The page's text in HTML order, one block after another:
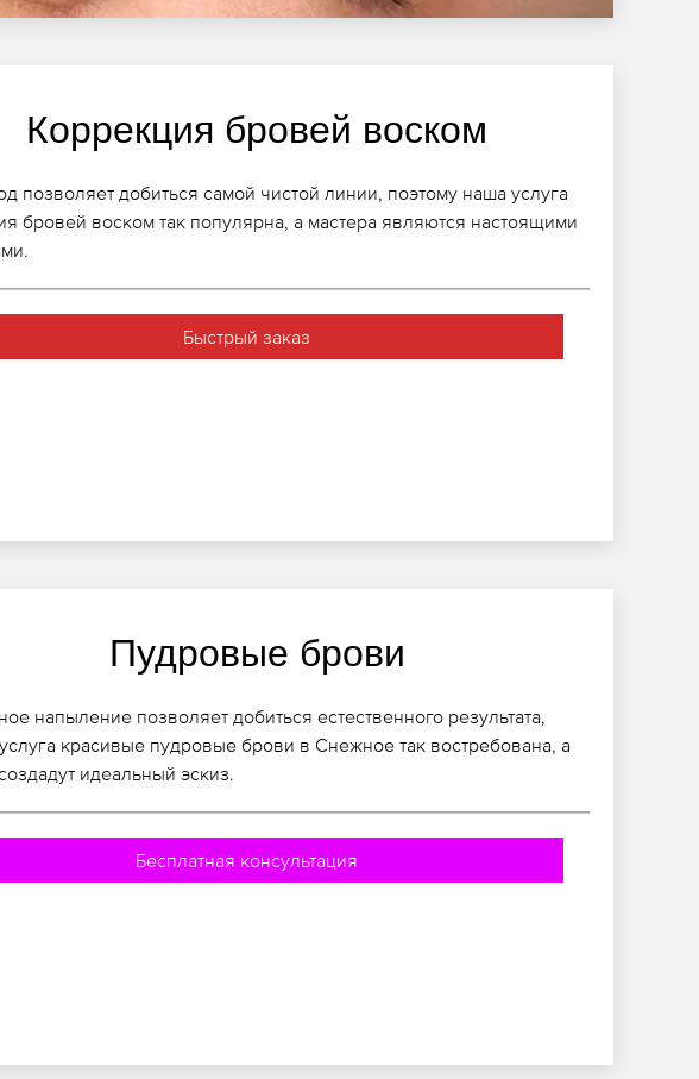
Коррекция бровей воском
позволяет добиться самой чистой линии, поэтому наша услуга
бровей воском так популярна, а мастера являются настоящими
Быстрый заказ
Пудровые брови
напыление позволяет добиться естественного результата,
красивые пудровые брови в Снежное так востребована, а
идеальный эскиз.
Бесплатная консультация